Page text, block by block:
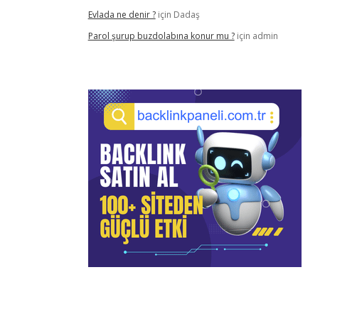
Evlada ne denir ?için Dadaş
Parol şurup buzdolabına konur mu ?için admin